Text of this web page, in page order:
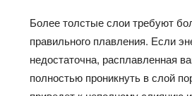
Более толстые слои требуют
правильного плавления. Если
недостаточна, расплавленная
полностью проникнуть в слой